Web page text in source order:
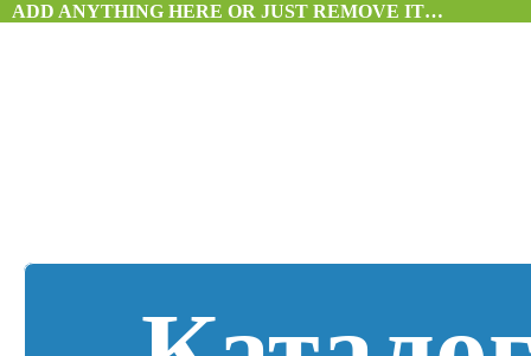
ADD ANYTHING HERE OR JUST REMOVE IT…